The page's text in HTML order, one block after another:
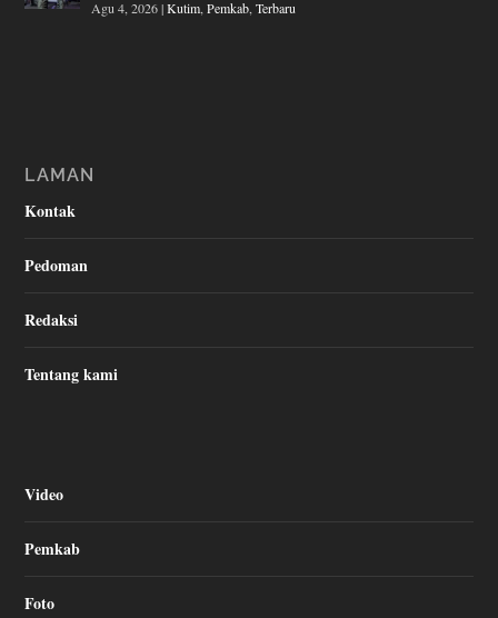
Agu 4, 2026|Kutim ,Pemkab ,Terbaru
LAMAN
Kontak
Pedoman
Redaksi
Tentang kami
Video
Pemkab
Foto